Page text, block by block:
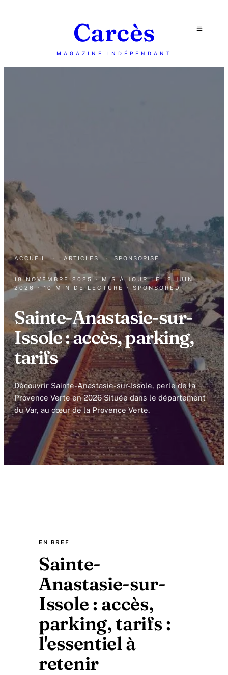
Carcès
— MAGAZINE INDÉPENDANT —
ACCUEIL · ARTICLES · SPONSORISÉ
18 NOVEMBRE 2025 · MIS À JOUR LE12 JUIN
2026
· 10 MIN DE LECTURE · SPONSORED
Sainte-Anastasie-sur-
Issole : accès, parking,
tarifs
Découvrir Sainte-Anastasie-sur-Issole, perle de la
Provence Verte en 2026 Située dans le département
du Var, au cœur de la Provence Verte.
EN BREF
Sainte-
Anastasie-sur-
Issole : accès,
parking, tarifs :
l'essentiel à
retenir